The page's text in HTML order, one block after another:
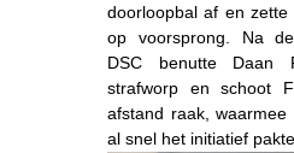
doorloopbal af en zette
op voorsprong. Na
DSC benutte Daan
strafworp en schoot
afstand raak, waarmee
al snel het initiatief